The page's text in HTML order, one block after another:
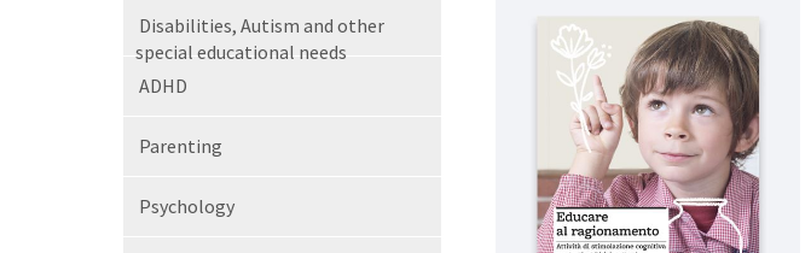
Disabilities, Autism and other
special educational needs
ADHD
Parenting
Psychology